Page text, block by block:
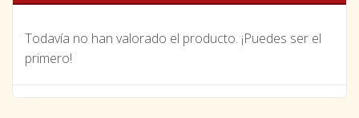
Todavía no han valorado el producto. ¡Puedes ser el
primero!